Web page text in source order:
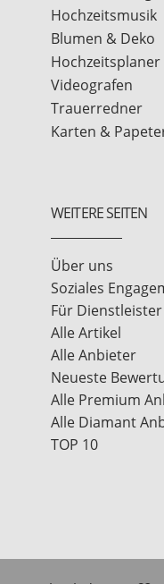
Hochzeitsmusik
Blumen & Deko
Hochzeitsplaner
Videografen
Trauerredner
Karten &
WEITERE SEITEN
Über uns
Soziales
Für Dienstleister
Alle Artikel
Alle Anbieter
Neueste
Alle Premium
Alle Diamant
TOP 10